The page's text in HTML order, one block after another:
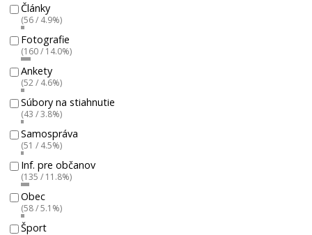
Články
(56 / 4.9%)
Fotografie
(160 / 14.0%)
Ankety
(52 / 4.6%)
Súbory na stiahnutie
(43 / 3.8%)
Samospráva
(51 / 4.5%)
Inf. pre občanov
(135 / 11.8%)
Obec
(58 / 5.1%)
Šport